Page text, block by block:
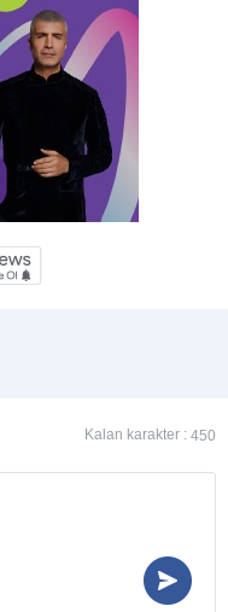
Kalan karakter : 450